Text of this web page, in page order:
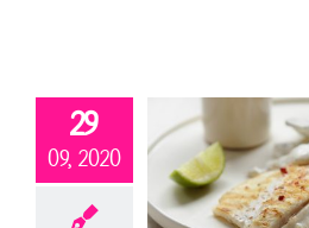
29
09, 2020